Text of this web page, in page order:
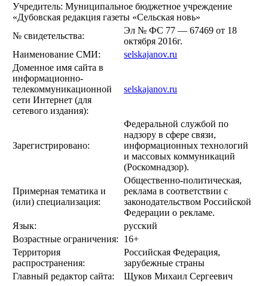
Учредитель: Муниципальное бюджетное учреждение
«Дубовская редакция газеты «Сельская новь»
№ свидетельства:
Эл № ФС 77 — 67469 от 18
октября 2016г.
Наименование СМИ:
selskajanov.ru
Доменное имя сайта в
информационно-
телекоммуникационной
сети Интернет (для
сетевого издания):
selskajanov.ru
Зарегистрировано:
Федеральной службой по
надзору в сфере связи,
информационных технологий
и массовых коммуникаций
(Роскомнадзор).
Примерная тематика и
(или) специализация:
Общественно-политическая,
реклама в соответствии с
законодательством Российской
Федерации о рекламе.
Язык:
русский
Возрастные ограничения:
16+
Территория
распространения:
Российская Федерация,
зарубежные страны
Главный редактор сайта:
Щуков Михаил Сергеевич